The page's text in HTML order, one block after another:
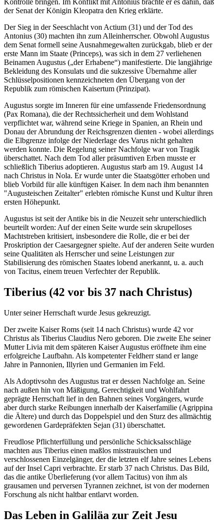
der Senat der Königin Kleopatra den Krieg erklärte.
Der Sieg in der Seeschlacht von Actium (31) und der Tod des
Antonius (30) machten ihn zum Alleinherrscher. Obwohl Augustus
dem Senat formell seine Ausnahmegewalten zurückgab, blieb er der
erste Mann im Staate (Princeps), was sich in dem 27 verliehenen
Beinamen Augustus („der Erhabene“) manifestierte. Die langjährige
Bekleidung des Konsulats und die sukzessive Übernahme aller
Schlüsselpositionen kennzeichneten den Übergang von der
Republik zum römischen Kaisertum (Prinzipat).
Augustus sorgte im Inneren für eine umfassende Friedensordnung
(Pax Romana), die der Rechtssicherheit und dem Wohlstand
verpflichtet war, während seine Kriege in Spanien, an Rhein und
Donau der Abrundung der Reichsgrenzen dienten - wobei allerdings
die Elbgrenze infolge der Niederlage des Varus nicht gehalten
werden konnte. Die Regelung seiner Nachfolge war von Tragik
überschattet. Nach dem Tod aller präsumtiven Erben musste er
schließlich Tiberius adoptieren. Augustus starb am 19. August 14
nach Christus in Nola. Er wurde unter die Staatsgötter erhoben und
blieb Vorbild für alle künftigen Kaiser. In dem nach ihm benannten
"Augusteischen Zeitalter" erlebten römische Kunst und Kultur ihren
ersten Höhepunkt.
Augustus ist seit der Antike bis in die Neuzeit sehr unterschiedlich
beurteilt worden: Auf der einen Seite wurde sein skrupelloses
Machtstreben kritisiert, insbesondere die Rolle, die er bei der
Proskription der Caesargegner spielte. Auf der anderen Seite wurden
seine Qualitäten als Herrscher und seine Leistungen zur
Stabilisierung des römischen Staates lobend anerkannt, u. a. auch
von Tacitus, einem treuen Verfechter der Republik.
Tiberius (42 vor bis 37 nach Christus)
Unter seiner Herrschaft wurde Jesus gekreuzigt.
Der zweite Kaiser Roms (seit 14 nach Christus) wurde 42 vor
Christus als Tiberius Claudius Nero geboren. Die zweite Ehe seiner
Mutter Livia mit dem späteren Kaiser Augustus eröffnete ihm eine
erfolgreiche Laufbahn. Als kompetenter Feldherr stand er lange
Jahre in Pannonien, Illyrien und Germanien im Feld.
Als Adoptivsohn des Augustus trat er dessen Nachfolge an. Seine
nach außen hin von Mäßigung, Gerechtigkeit und Wohlfahrt
geprägte Herrschaft lief in den Bahnen seines Vorgängers, wurde
aber durch starke Reibungen innerhalb der Kaiserfamilie (Agrippina
die Ältere) und durch das Doppelspiel und den Sturz des allmächtig
gewordenen Gardepräfekten Sejan (31) überschattet.
Freudlose Pflichterfüllung und persönliche Schicksalsschläge
machten aus Tiberius einen maßlos misstrauischen und
verschlossenen Einzelgänger, der die letzten elf Jahre seines Lebens
auf der Insel Capri verbrachte. Er starb 37 nach Christus. Das Bild,
das die antike Überlieferung (vor allem Tacitus) von ihm als
grausamen und perversen Tyrannen zeichnet, ist von der modernen
Forschung als nicht haltbar entlarvt worden.
Das Leben in Galiläa zur Zeit Jesu